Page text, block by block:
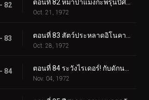
82
Oct. 21, 1972
83
Oct. 28, 1972
84 ตอนที่ 84 ระวังไรเดอร์! กับดักนรกของอิโซจินจากัวร์
Nov. 04, 1972